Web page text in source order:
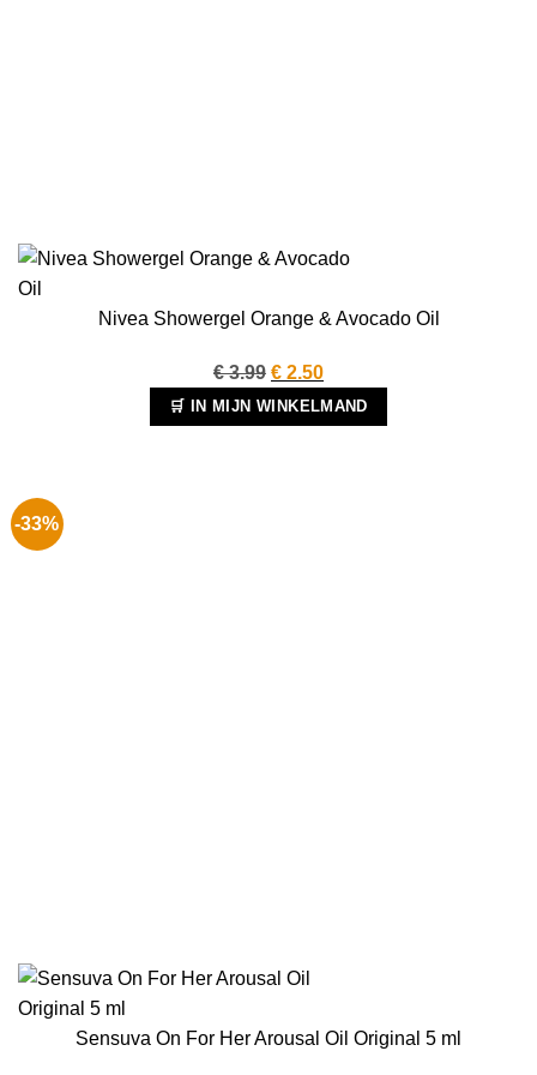
Nivea Showergel Orange & Avocado Oil
€3.99 Oorspronkelijke
prijs
was:
€ 2.50Huidige
prijs
is:
🛒 IN MIJN WINKELMAND
-33%
Sensuva On For Her Arousal Oil Original 5 ml